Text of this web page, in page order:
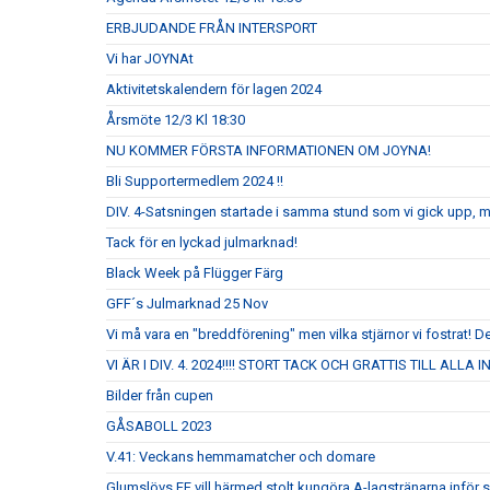
ERBJUDANDE FRÅN INTERSPORT
Vi har JOYNAt
Aktivitetskalendern för lagen 2024
Årsmöte 12/3 Kl 18:30
NU KOMMER FÖRSTA INFORMATIONEN OM JOYNA!
Bli Supportermedlem 2024 !!
DIV. 4-Satsningen startade i samma stund som vi gick upp,
Tack för en lyckad julmarknad!
Black Week på Flügger Färg
GFF´s Julmarknad 25 Nov
Vi må vara en "breddförening" men vilka stjärnor vi fostrat!
VI ÄR I DIV. 4. 2024!!!! STORT TACK OCH GRATTIS TILL ALLA
Bilder från cupen
GÅSABOLL 2023
V.41: Veckans hemmamatcher och domare